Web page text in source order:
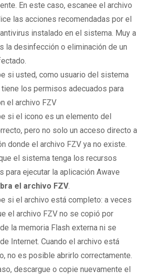
En este caso, escanee el archivo
las acciones recomendadas por el
instalado en el sistema. Muy a
la desinfección o eliminación de un
si usted, como usuario del sistema
los permisos adecuados para
el archivo FZV
si el icono es un elemento del
pero no solo un acceso directo a
donde el archivo FZV ya no existe.
el sistema tenga los recursos
para ejecutar la aplicación Awave
el archivo FZV.
si el archivo está completo: a veces
el archivo FZV no se copió por
la memoria Flash externa ni se
Internet. Cuando el archivo está
no es posible abrirlo correctamente.
descargue o copie nuevamente el